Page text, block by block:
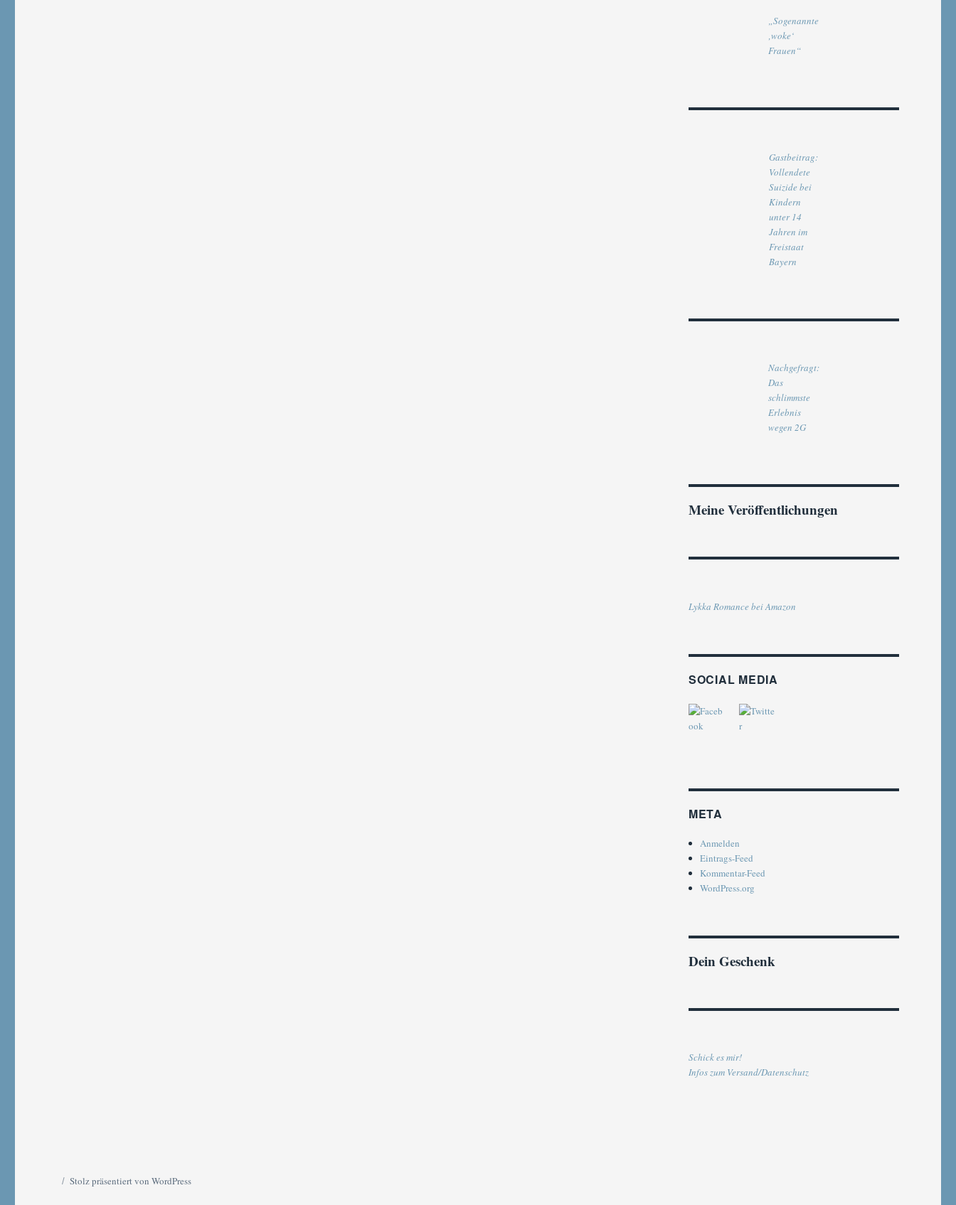
„Sogenannte
‚woke‘
Frauen“
Gastbeitrag:
Vollendete
Suizide bei
Kindern
unter 14
Jahren im
Freistaat
Bayern
Nachgefragt:
Das
schlimmste
Erlebnis
wegen 2G
Meine Veröffentlichungen
Lykka Romance bei Amazon
SOCIAL MEDIA
META
Anmelden
Eintrags-Feed
Kommentar-Feed
WordPress.org
Dein Geschenk
Schick es mir!
Infos zum Versand/Datenschutz
Stolz präsentiert von WordPress